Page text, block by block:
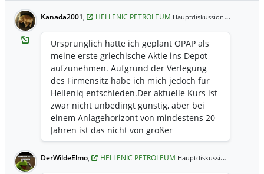
Kanada2001, HELLENIC PETROLEUM Hauptdiskussion,
Ursprünglich hatte ich geplant OPAP als
meine erste griechische Aktie ins Depot
aufzunehmen. Aufgrund der Verlegung
des Firmensitz habe ich mich jedoch für
Helleniq entschieden.Der aktuelle Kurs ist
zwar nicht unbedingt günstig, aber bei
einem Anlagehorizont von mindestens 20
Jahren ist das nicht von großer
Bedeutung.
DerWildeElmo, HELLENIC PETROLEUM Hauptdiskussion,